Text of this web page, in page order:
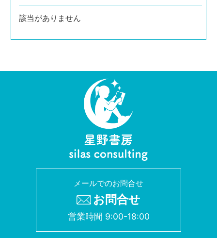
該当がありません
メールでのお問合せ
お問合せ
営業時間 9:00-18:00